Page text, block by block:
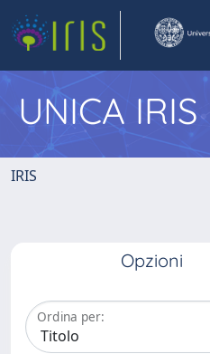
UNICA IRIS
IRIS
Opzioni
Ordina per: